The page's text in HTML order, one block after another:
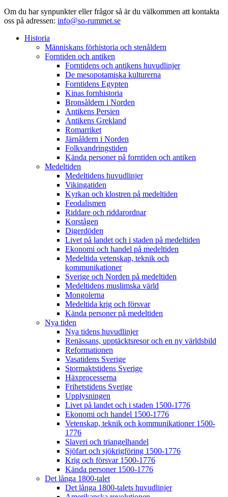
Om du har synpunkter eller frågor så är du välkommen att kontakta
oss på adressen: info@so-rummet.se
Historia
Människans förhistoria och stenåldern
Forntiden och antiken
Forntidens och antikens huvudlinjer
De mesopotamiska kulturerna
Forntidens Egypten
Kinas fornhistoria
Bronsåldern i Norden
Antikens Persien
Antikens Grekland
Romarriket
Järnåldern i Norden
Folkvandringstiden
Kända personer på forntiden och antiken
Medeltiden
Medeltidens huvudlinjer
Vikingatiden
Kyrkan och klostren på medeltiden
Feodalismen
Riddare och riddarordnar
Korstågen
Digerdöden
Livet på landet och i staden på medeltiden
Ekonomi och handel på medeltiden
Medeltida vetenskap, teknik och
kommunikationer
Sverige och Norden på medeltiden
Medeltidens muslimska värld
Mongolerna
Medeltida krig och försvar
Kända personer på medeltiden
Nya tiden
Nya tidens huvudlinjer
Renässans, upptäcktsresor och en ny världsbild
Reformationen
Vasatidens Sverige
Stormaktstidens Sverige
Häxprocesserna
Frihetstidens Sverige
Upplysningen
Livet på landet och i staden 1500-1776
Ekonomi och handel 1500-1776
Vetenskap, teknik och kommunikationer 1500-
1776
Slaveri och triangelhandel
Sjöfart och sjökrigföring 1500-1776
Krig och försvar 1500-1776
Kända personer 1500-1776
Det långa 1800-talet
Det långa 1800-talets huvudlinjer